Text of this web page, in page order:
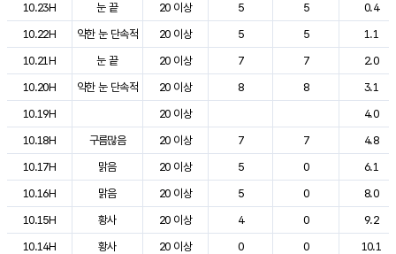
10.23H
눈 끝 20 이상 5 5
0.4
10.22H
약한 눈 단속적 20 이상 5 5
1.1
10.21H
눈 끝 20 이상 7 7
2.0
10.20H
약한 눈 단속적 20 이상 8 8
3.1
10.19H
20 이상
4.0
10.18H
구름많음 20 이상 7 7
4.8
10.17H
맑음 20 이상 5 0
6.1
10.16H
맑음 20 이상 5 0
8.0
10.15H
황사 20 이상 4 0
9.2
10.14H
황사 20 이상 0 0
10.1